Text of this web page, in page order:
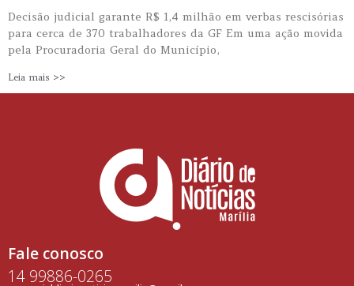
Decisão judicial garante R$ 1,4 milhão em verbas rescisórias
para cerca de 370 trabalhadores da GF Em uma ação movida
pela Procuradoria Geral do Município,
Leia mais >>
Fale conosco
14 99886-0265